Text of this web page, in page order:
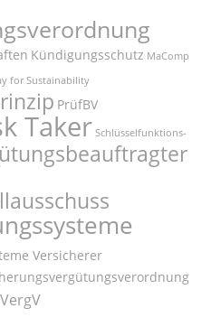
Kündigungsschutz MaComp
for Sustainability
PrüfBV
Taker Schlüsselfunktions-
Versicherer